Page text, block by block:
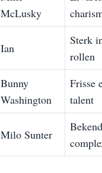
McLusky
Ian
Sterk
rollen
Bunny
Washington
Frisse
talent
Milo Sunter